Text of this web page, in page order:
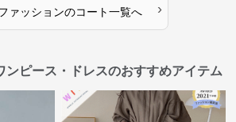
ァッションのコート一覧へ ›
ンピース・ドレスのおすすめアイテム